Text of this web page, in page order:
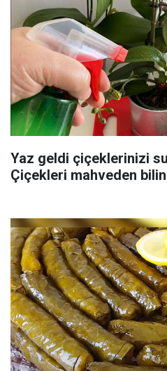
Yaz geldi çiçeklerinizi
Çiçekleri mahveden